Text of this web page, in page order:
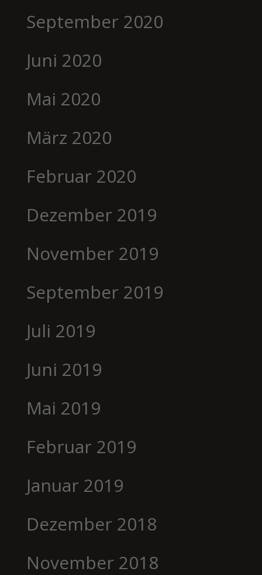
September 2020
Juni 2020
Mai 2020
März 2020
Februar 2020
Dezember 2019
November 2019
September 2019
Juli 2019
Juni 2019
Mai 2019
Februar 2019
Januar 2019
Dezember 2018
November 2018